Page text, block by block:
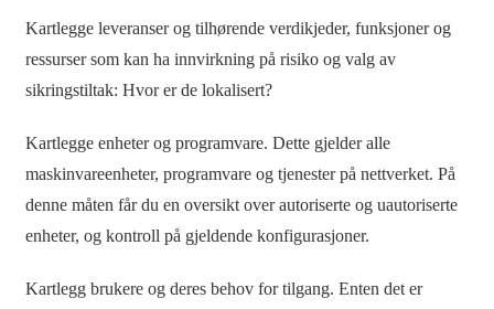
Kartlegge leveranser og tilhørende verdikjeder, funksjoner og
ressurser som kan ha innvirkning på risiko og valg av
sikringstiltak: Hvor er de lokalisert?
Kartlegge enheter og programvare. Dette gjelder alle
maskinvareenheter, programvare og tjenester på nettverket. På
denne måten får du en oversikt over autoriserte og uautoriserte
enheter, og kontroll på gjeldende konfigurasjoner.
Kartlegg brukere og deres behov for tilgang. Enten det er